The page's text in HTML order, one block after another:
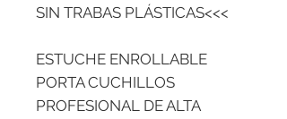
SIN TRABAS PLÁSTICAS<<<
ESTUCHE ENROLLABLE
PORTA CUCHILLOS
PROFESIONAL DE ALTA